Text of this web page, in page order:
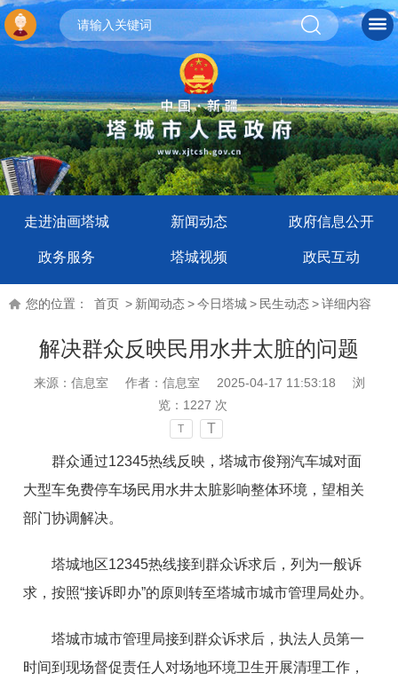
走进油画塔城 新闻动态 政府信息公开
政务服务 塔城视频 政民互动
您的位置： 首页 > 新闻动态>今日塔城> 民生动态>详细内容
解决群众反映民用水井太脏的问题
来源：信息室 作者：信息室 2025-04-17 11:53:18
浏
览： 1227 次
T T
群众通过12345热线反映，塔城市俊翔汽车城对面
大型车免费停车场民用水井太脏影响整体环境，望相关
部门协调解决。
塔城地区12345热线接到群众诉求后，列为一般诉
求，按照“接诉即办”的原则转至塔城市城市管理局处办。
塔城市城市管理局接到群众诉求后，执法人员第一
时间到现场督促责任人对场地环境卫生开展清理工作，